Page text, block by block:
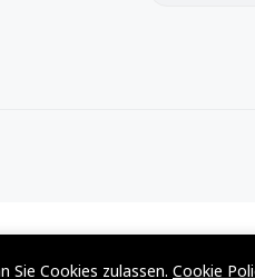
Sie Cookies zulassen. Cookie